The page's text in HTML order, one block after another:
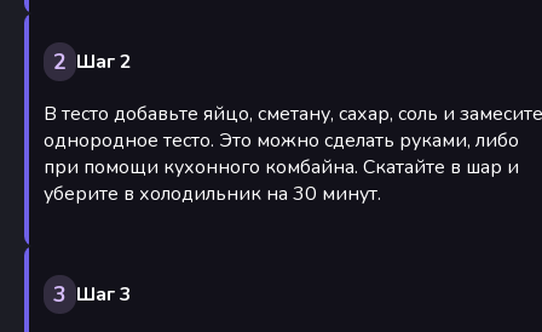
2 Шаг 2
В тесто добавьте яйцо, сметану, сахар, соль и замесите
однородное тесто. Это можно сделать руками, либо
при помощи кухонного комбайна. Скатайте в шар и
уберите в холодильник на 30 минут.
3 Шаг 3